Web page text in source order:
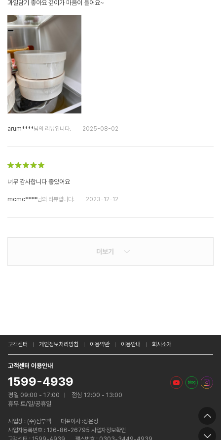
과일담기 좋아요 깊이가 마음이 들어요~
arum****님의 리뷰입니다. 2025-08-02
너무 감사합니다 좋았어요
mcmc****님의 리뷰입니다. 2023-12-12
더보기
고객센터 개인정보처리방침 이용약관 이용안내 회사소개
고객센터 이용안내
1599-4939
평일 09:00 - 17:00
점심 12:00 - 13:00
휴무 토/일/공휴일
사업장 : (주)삼부팩
대표이사 :장은정
사업자등록번호 : 126-86-26795 사업자정보확인